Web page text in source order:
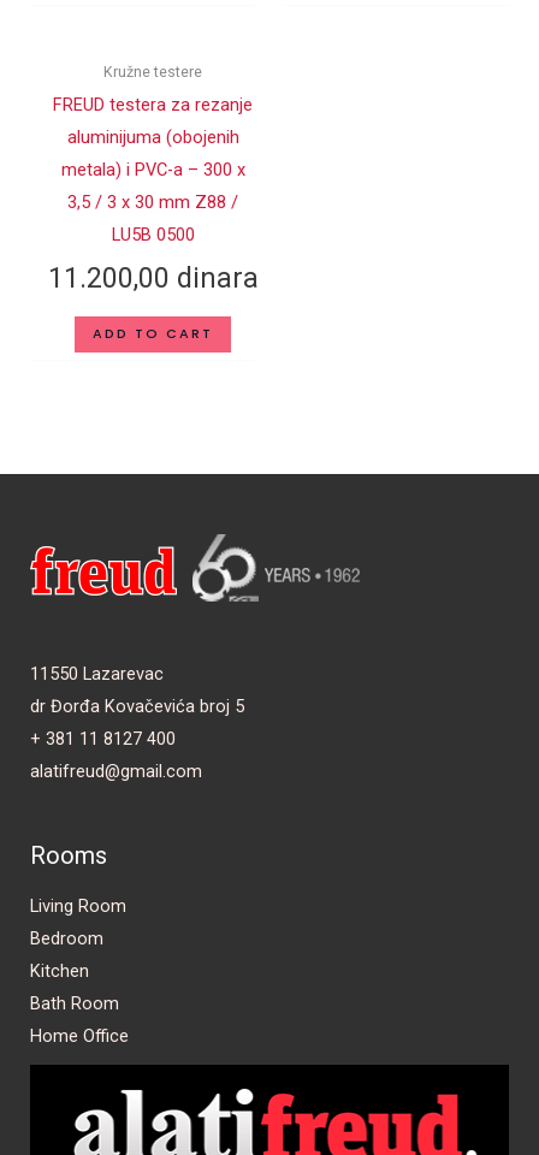
MATERIJAL
Kružne testere
FREUD testera za rezanje
aluminijuma (obojenih
metala) i PVC-a – 300 x
3,5 / 3 x 30 mm Z88 /
LU5B 0500
11.200,00 dinara
ADD TO CART
11550 Lazarevac
dr Đorđa Kovačevića broj 5
+ 381 11 8127 400
alatifreud@gmail.com
Rooms
Living Room
Bedroom
Kitchen
Bath Room
Home Office